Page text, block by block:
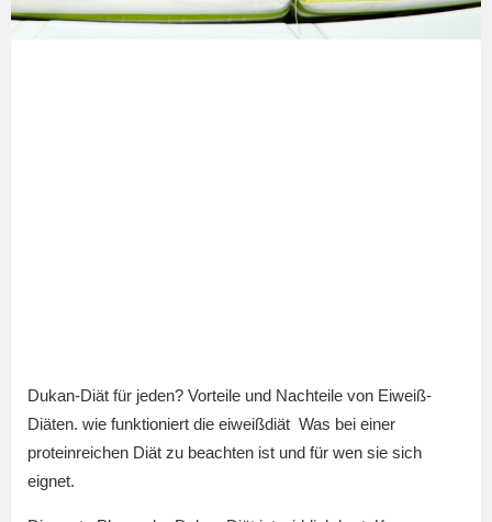
Dukan-Diät für jeden? Vorteile und Nachteile von Eiweiß-
Diäten. wie funktioniert die eiweißdiät Was bei einer
proteinreichen Diät zu beachten ist und für wen sie sich
eignet.